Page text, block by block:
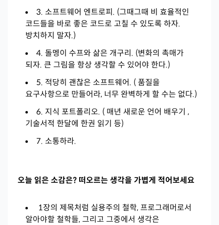
3. 소프트웨어 엔트로피. (그때그때 비 효율적인
코드들을 바로 좋은 코드로 고칠 수 있도록 하자.
방치하지 말자.)
4. 돌멩이 수프와 삶은 개구리. (변화의 촉매가
되자. 큰 그림을 항상 생각할 수 있어야 한다.)
5. 적당히 괜찮은 소프트웨어. ( 품질을
요구사항으로 만들어라, 너무 완벽하게 할 수는 없다.)
6. 지식 포트폴리오. ( 매년 새로운 언어 배우기 ,
기술서적 한달에 한권 읽기 등)
7. 소통하라.
오늘 읽은 소감은? 떠오르는 생각을 가볍게 적어보세요
1장의 제목처럼 실용주의 철학, 프로그래머로서
알아야할 철학들, 그리고 그중에서 생각은